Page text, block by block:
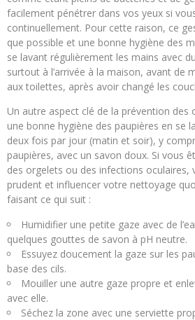
facilement pénétrer dans vos yeux si
continuellement. Pour cette raison, ce
que possible et une bonne hygiène des
se lavant régulièrement les mains avec
surtout à l’arrivée à la maison, avant de
aux toilettes, après avoir changé les
Un autre aspect clé de la prévention
une bonne hygiène des paupières en se
deux fois par jour (matin et soir), y
paupières, avec un savon doux. Si vous
des orgelets ou des infections oculaires,
prudent et influencer votre nettoyage
faisant ce qui suit :
Humidifier une petite gaze avec de
quelques gouttes de savon à pH neutre.
Essuyez doucement la gaze sur les
base des cils.
Mouiller une autre gaze propre et
avec elle.
Séchez la zone avec une serviette